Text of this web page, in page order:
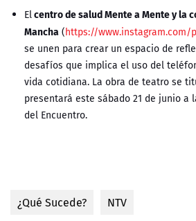
Elcentro de salud Mente a Mente y la
Mancha (https://www.instagram.com/
se unen para crear un espacio de
desafíos que implica el uso del
vida cotidiana. La obra de teatro se
presentará este sábado 21 de junio a
del Encuentro.
¿Qué Sucede? NTV